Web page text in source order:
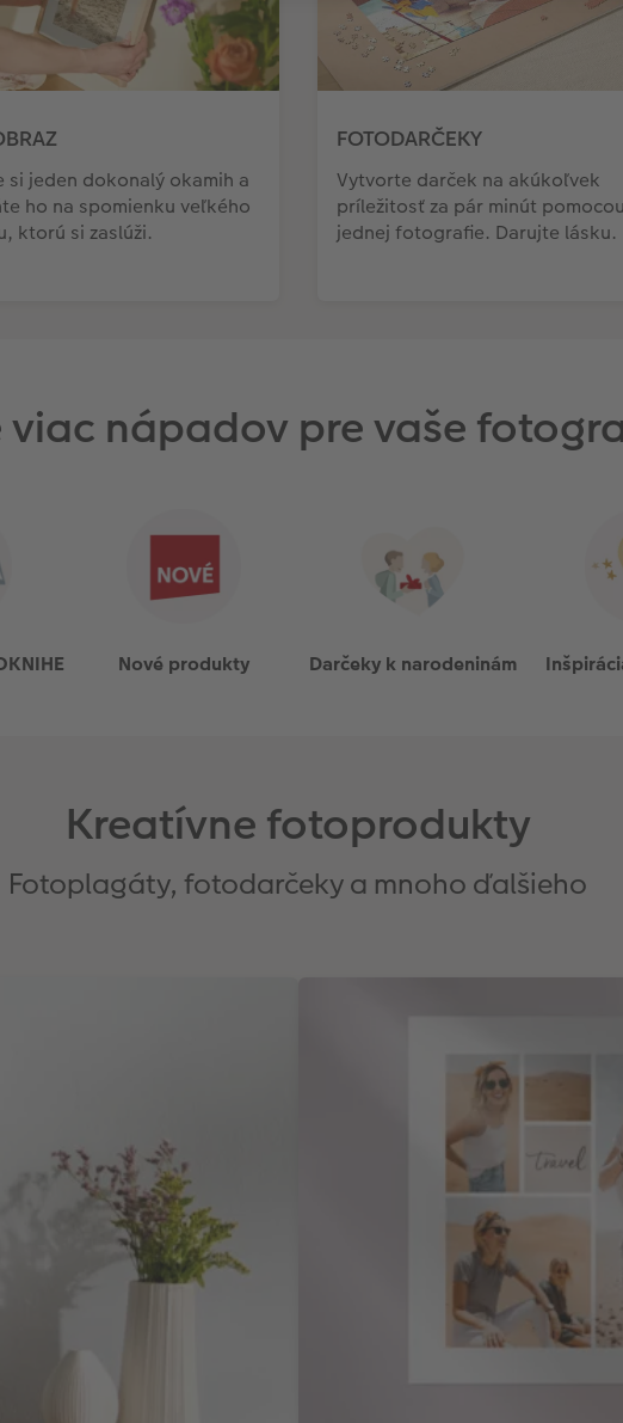
si jeden dokonalý okamih a
ho na spomienku veľkého
ktorú si zaslúži.
FOTODARČEKY
Vytvorte darček na akúkoľvek
príležitosť za pár minút pomocou
jednej fotografie. Darujte lásku.
viac nápadov pre vaše
Nové produkty Darčeky k narodeninám
Kreatívne fotoprodukty
Fotoplagáty, fotodarčeky a mnoho ďalšieho